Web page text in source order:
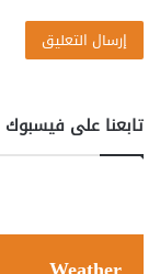
تابعنا على فيسبوك